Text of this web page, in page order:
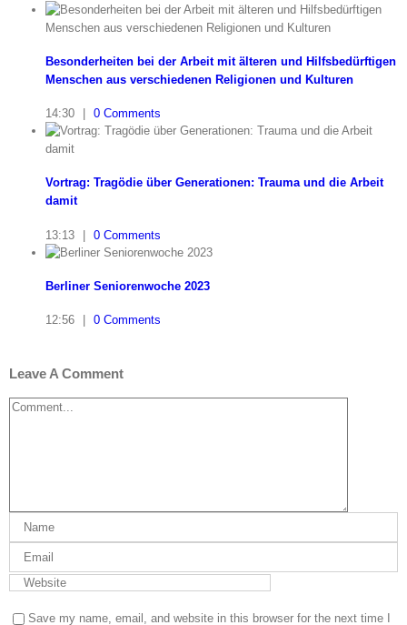
Besonderheiten bei der Arbeit mit älteren und Hilfsbedürftigen
Menschen aus verschiedenen Religionen und Kulturen
14:30 0 Comments
Vortrag: Tragödie über Generationen: Trauma und die Arbeit
damit
13:13 | 0 Comments
Berliner Seniorenwoche 2023
12:56 0 Comments
Leave A Comment
Comment
Save my name, email, and website in this browser for the next time I